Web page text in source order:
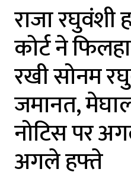
राजा रघुवंशी
कोर्ट ने
रखी सोनम
जमानत,
नोटिस पर
अगले हफ्ते